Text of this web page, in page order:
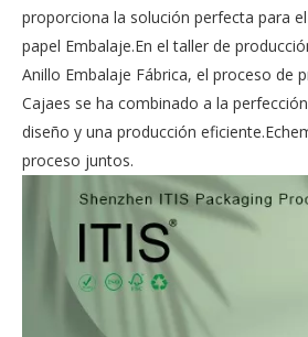
proporciona la solución perfecta para
papel Embalaje.En el taller de
Anillo Embalaje Fábrica, el proceso de
Cajaes se ha combinado a la
diseño y una producción
proceso juntos.